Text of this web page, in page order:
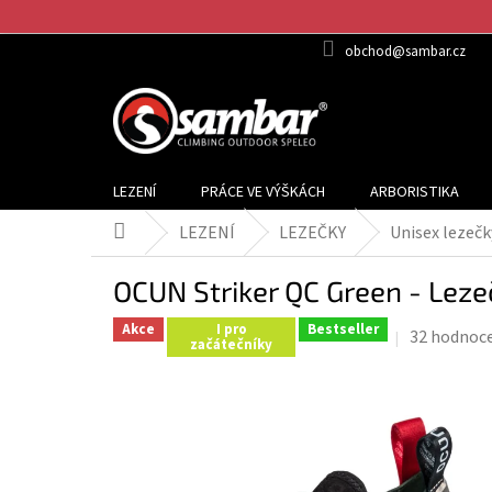
na
obchod@sambar.cz
LEZENÍ PRÁCE VE VÝŠKÁCH ARBORISTIKA
Domů LEZENÍ LEZEČKY Unisex
OCUN Striker QC Green -
Akce I pro
začátečníky
Bestseller
Průměrné
3,8
z
5
32